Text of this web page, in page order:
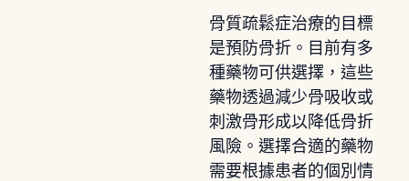
骨質疏鬆症治療的目標
是預防骨折。目前有多
種藥物可供選擇，這些
藥物透過減少骨吸收或
刺激骨形成以降低骨折
風險。選擇合適的藥物
需要根據患者的個別情